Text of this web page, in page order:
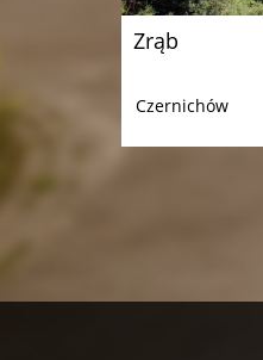
Zrąb
Czernichów